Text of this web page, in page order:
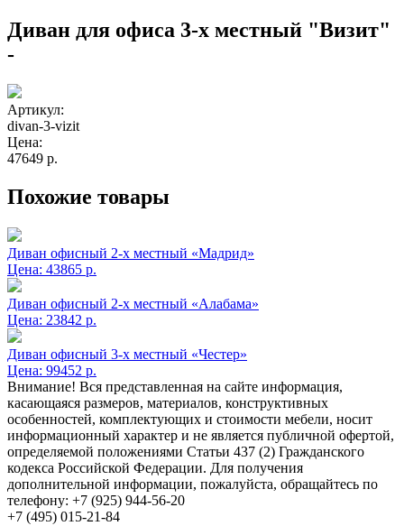
Диван для офиса 3-х местный "Визит"
-
Артикул:
divan-3-vizit
Цена:
47649 р.
Похожие товары
Диван офисный 2-х местный «Мадрид»
Цена: 43865 р.
Диван офисный 2-х местный «Алабама»
Цена: 23842 р.
Диван офисный 3-х местный «Честер»
Цена: 99452 р.
Внимание! Вся представленная на сайте информация,
касающаяся размеров, материалов, конструктивных
особенностей, комплектующих и стоимости мебели, носит
информационный характер и не является публичной офертой,
определяемой положениями Статьи 437 (2) Гражданского
кодекса Российской Федерации. Для получения
дополнительной информации, пожалуйста, обращайтесь по
телефону: +7 (925) 944-56-20
+7 (495) 015-21-84